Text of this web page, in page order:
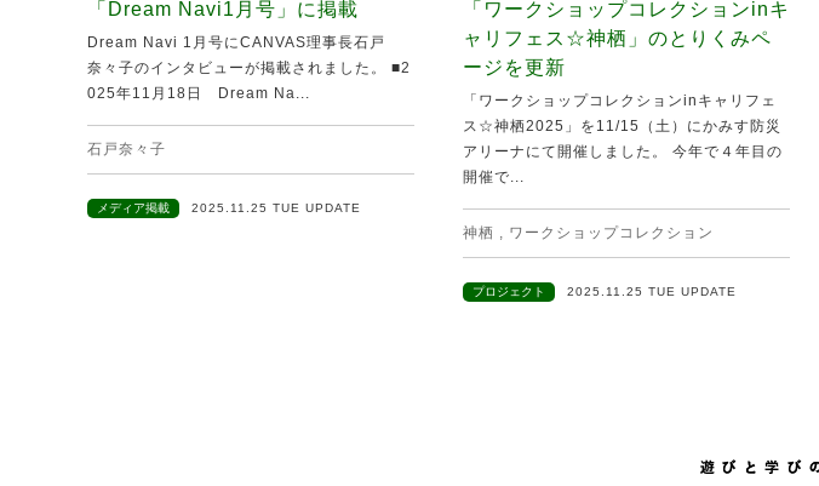
「Dream Navi1月号」に掲載
Dream Navi 1月号にCANVAS理事長石戸
奈々子のインタビューが掲載されました。 ■2
025年11月18日 Dream Na...
石戸奈々子
メディア掲載 2025.11.25 TUE UPDATE
「ワークショップコレクションinキ
ャリフェス☆神栖」のとりくみペ
ージを更新
「ワークショップコレクションinキャリフェ
ス☆神栖2025」を11/15（土）にかみす防災
アリーナにて開催しました。 今年で４年目の
開催で...
神栖 , ワークショップコレクション
プロジェクト 2025.11.25 TUE UPDATE